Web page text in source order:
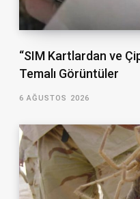
“SIM Kartlardan ve
Temalı Görüntüler
6 AĞUSTOS 2026